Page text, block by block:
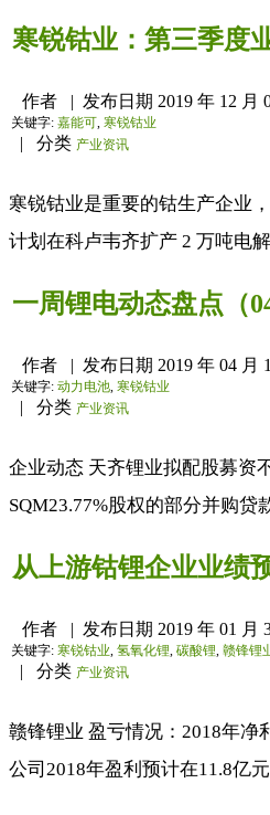
寒锐钴业：第三季度
作者 | 发布日期 2019 年 12 月
关键字: 嘉能可, 寒锐钴业
| 分类 产业资讯
寒锐钴业是重要的钴生产企业
计划在科卢韦齐扩产 2 万吨电
一周锂电动态盘点（
作者 | 发布日期 2019 年 04 月
关键字: 动力电池, 寒锐钴业
| 分类 产业资讯
企业动态 天齐锂业拟配股募资
SQM23.77%股权的部分并购
从上游钴锂企业业
作者 | 发布日期 2019 年 01 月
关键字: 寒锐钴业, 氢氧化锂, 碳酸锂, 赣锋锂
| 分类 产业资讯
赣锋锂业 盈亏情况：2018年净
公司2018年盈利预计在11.8亿